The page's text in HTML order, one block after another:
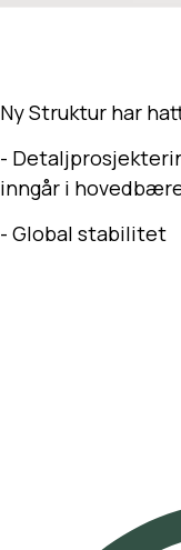
Ny Struktur har
-
inngår i
- Global stabilitet